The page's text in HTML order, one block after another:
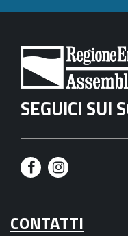
SEGUICI SUI
F
c
I
s
CONTATTI